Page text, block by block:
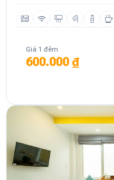
Giá 1 đêm
600.000 ₫